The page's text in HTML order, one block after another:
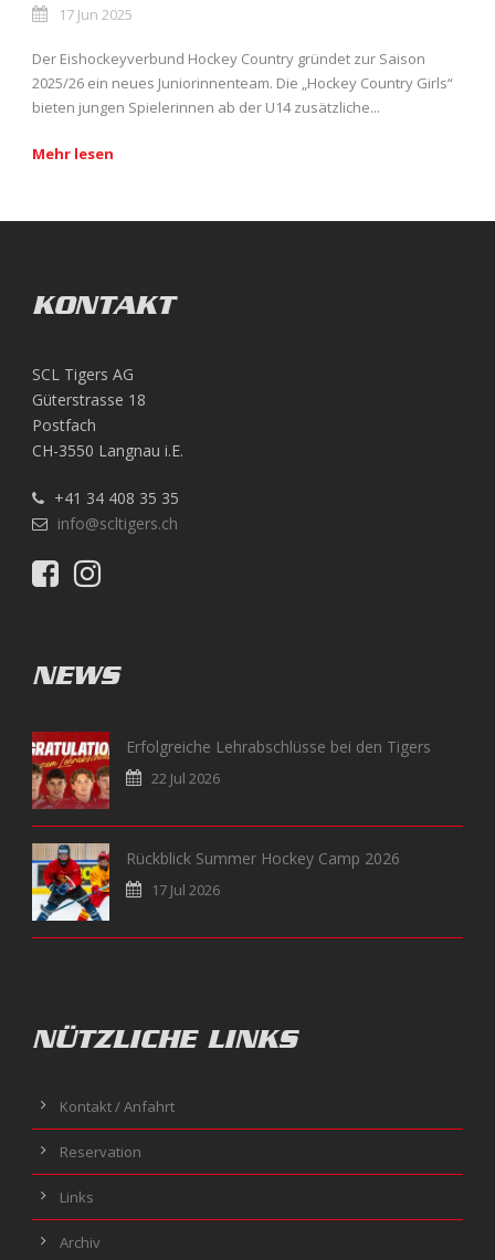
17 Jun 2025
Der Eishockeyverbund Hockey Country gründet zur Saison
2025/26 ein neues Juniorinnenteam. Die „Hockey Country Girls“
bieten jungen Spielerinnen ab der U14 zusätzliche...
Mehr lesen
KONTAKT
SCL Tigers AG
Güterstrasse 18
Postfach
CH-3550 Langnau i.E.
+41 34 408 35 35
info@scltigers.ch
NEWS
Erfolgreiche Lehrabschlüsse bei den Tigers
22 Jul 2026
Rückblick Summer Hockey Camp 2026
17 Jul 2026
NÜTZLICHE LINKS
Kontakt / Anfahrt
Reservation
Links
Archiv